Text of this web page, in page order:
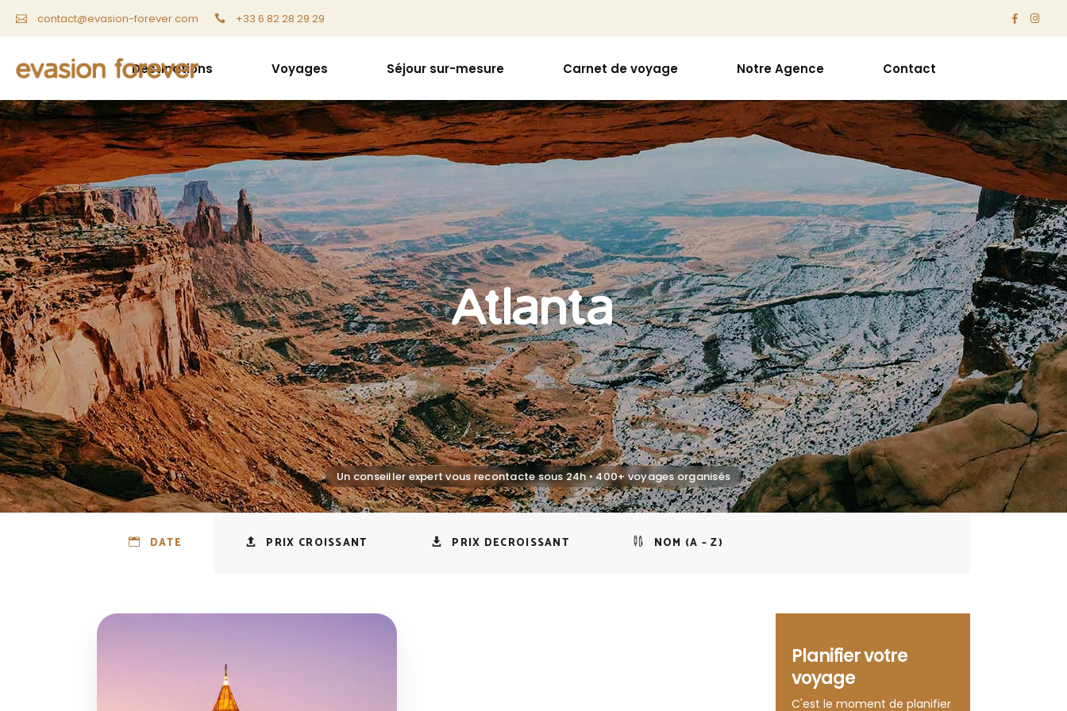
contact@evasion-forever.com +33 6 82 28 29 29
Destinations Voyages Séjour sur-mesure Carnet de voyage Notre Agence Contact
Atlanta
DATE PRIX CROISSANT PRIX DECROISSANT NOM (A – Z)
Planifier votre
voyage
C'est le moment de planifier